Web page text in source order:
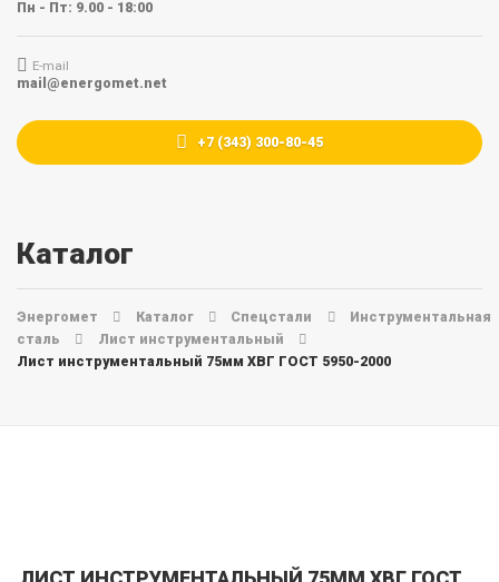
Пн - Пт: 9.00 - 18:00
E-mail
mail@energomet.net
+7 (343) 300-80-45
Каталог
Энергомет Каталог Спецстали
Инструментальная
сталь
Лист инструментальный
Лист инструментальный 75мм ХВГ ГОСТ 5950-2000